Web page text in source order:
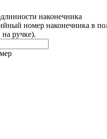
наконечника
номер наконечника в
ручке).